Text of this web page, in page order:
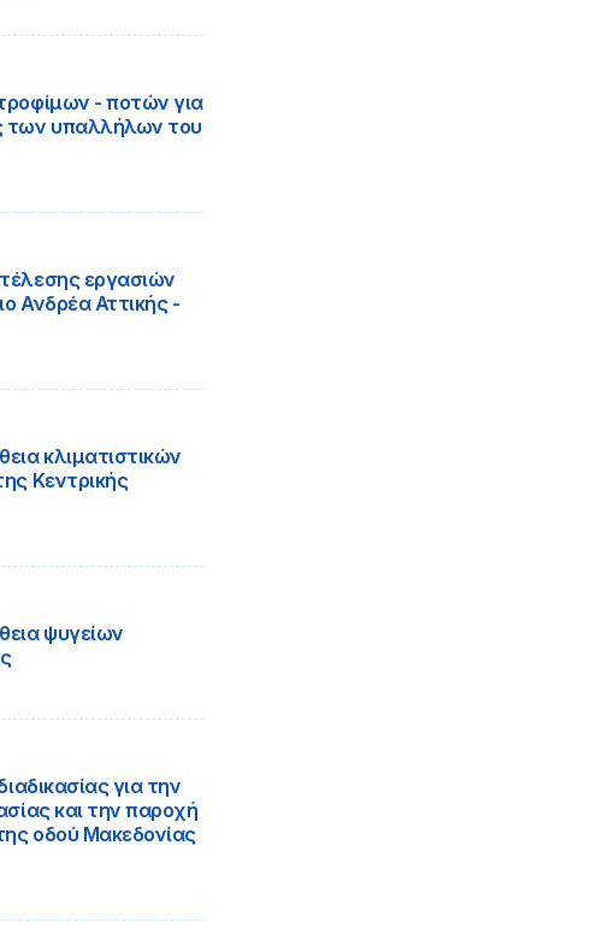
- ποτών για
των υπαλλήλων του
εργασιών
Ανδρέα Αττικής -
κλιματιστικών
Κεντρικής
ψυγείων
για την
και την παροχή
οδού Μακεδονίας